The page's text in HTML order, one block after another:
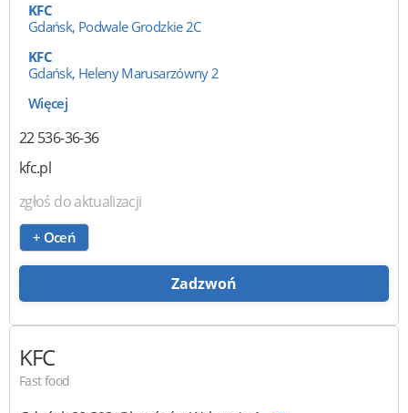
KFC
Gdańsk, Podwale Grodzkie 2C
KFC
Gdańsk, Heleny Marusarzówny 2
Więcej
22 536-36-36
kfc.pl
zgłoś do aktualizacji
+ Oceń
Zadzwoń
KFC
Fast food